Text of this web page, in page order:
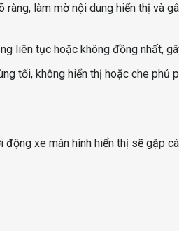
làm mờ nội dung hiển thị và
liên tục hoặc không đồng nhất,
tối, không hiển thị hoặc che phủ
xe màn hình hiển thị sẽ gặp